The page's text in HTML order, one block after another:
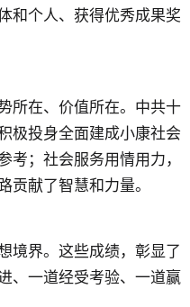
和个人、获得优秀成果奖
所在、价值所在。中共十
极投身全面建成小康社会
；社会服务用情用力，
献了智慧和力量。
境界。这些成绩，彰显了
、一道经受考验、一道赢